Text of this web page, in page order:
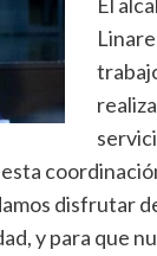
disfrutar
y para que